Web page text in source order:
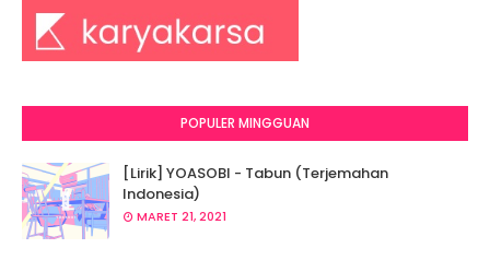
POPULER MINGGUAN
[Lirik] YOASOBI - Tabun (Terjemahan
Indonesia)
MARET 21, 2021